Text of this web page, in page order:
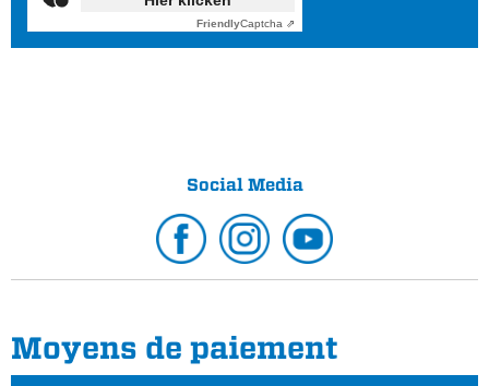
FriendlyCaptcha ⇗
Social Media
Moyens de paiement